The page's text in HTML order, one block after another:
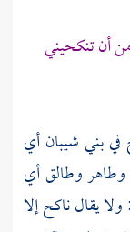
أن تنكحيني
بني شيبانأي
وطالق أي
: ولا يقال ناكح إلا